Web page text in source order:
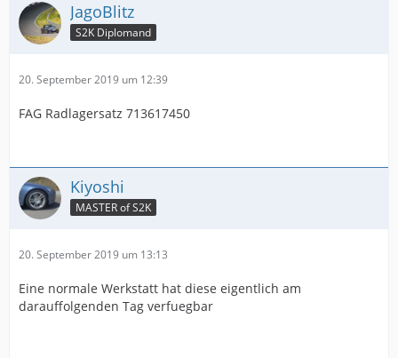
JagoBlitz
S2K Diplomand
20. September 2019 um 12:39
FAG Radlagersatz 713617450
Kiyoshi
MASTER of S2K
20. September 2019 um 13:13
Eine normale Werkstatt hat diese eigentlich am
darauffolgenden Tag verfuegbar